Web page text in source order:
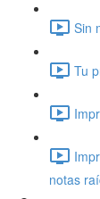
Sin
Tu
notas